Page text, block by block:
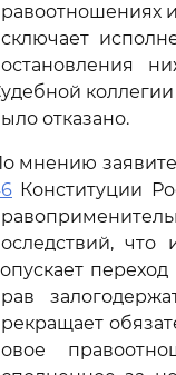
отказано.
мнению
Конституции